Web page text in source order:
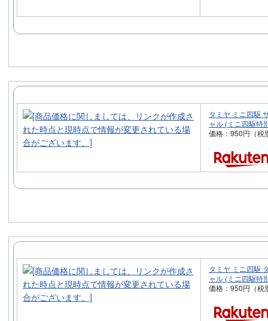
タミヤ ミニ四駆
ャル (ミニ四駆特
価格：950円（税
タミヤ ミニ四駆
ャル (ミニ四駆特
価格：950円（税